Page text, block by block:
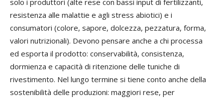
resistenza alle malattie e agli stress abiotici) e i
consumatori (colore, sapore, dolcezza, pezzatura, forma,
valori nutrizionali). Devono pensare anche a chi processa
ed esporta il prodotto: conservabilità, consistenza,
dormienza e capacità di ritenzione delle tuniche di
rivestimento. Nel lungo termine si tiene conto anche della
sostenibilità delle produzioni: maggiori rese, per